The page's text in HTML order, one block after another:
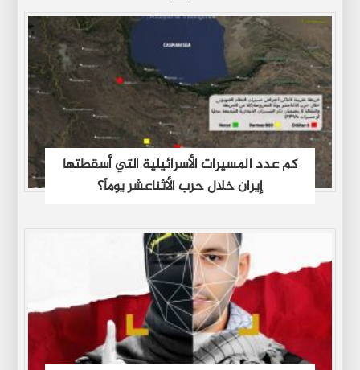
كم عدد المسيرات الأسرائيلية التي أسقطتها
إيران خلال حرب الأثناعشر يوماً؟